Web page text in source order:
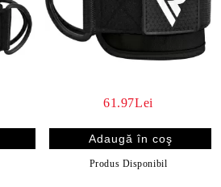
61.97Lei
Produs Disponibil